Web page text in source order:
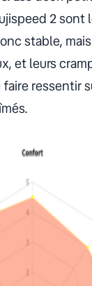
2 sont
stable,
et leurs
ressentir